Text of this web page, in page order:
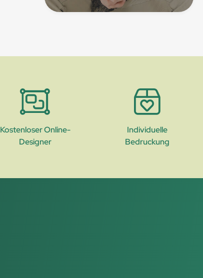
Kostenloser Online-
Designer
Individuelle
Bedruckung